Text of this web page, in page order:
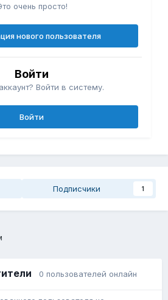
очень просто!
нового пользователя
Войти
Войти в систему.
Войти
Подписчики 1
0 пользователей онлайн